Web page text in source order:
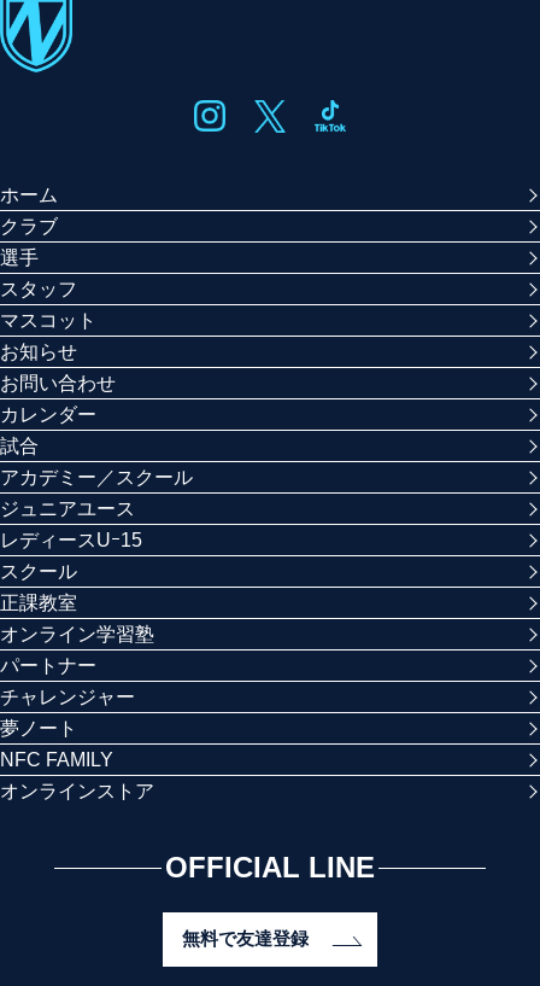
ホーム
クラブ
選手
スタッフ
マスコット
お知らせ
お問い合わせ
カレンダー
試合
アカデミー／スクール
ジュニアユース
レディースUｰ15
スクール
正課教室
オンライン学習塾
パートナー
チャレンジャー
夢ノート
NFC FAMILY
オンラインストア
OFFICIAL LINE
無料で友達登録